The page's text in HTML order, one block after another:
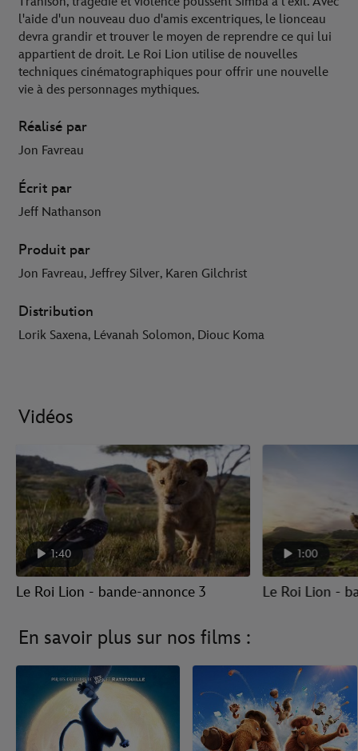
l'aide d'un nouveau duo d'amis excentriques, le lionceau
devra grandir et trouver le moyen de reprendre ce qui lui
appartient de droit. Le Roi Lion utilise de nouvelles
techniques cinématographiques pour offrir une nouvelle
vie à des personnages mythiques.
Réalisé par
Jon Favreau
Écrit par
Jeff Nathanson
Produit par
Jon Favreau, Jeffrey Silver, Karen Gilchrist
Distribution
Lorik Saxena, Lévanah Solomon, Diouc Koma
Vidéos
1:40
Le Roi Lion - bande-annonce 3
1:00
Le Roi Lion -
En savoir plus sur nos films :